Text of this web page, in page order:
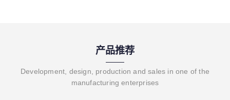
产品推荐
Development, design, production and sales in one of the
manufacturing enterprises